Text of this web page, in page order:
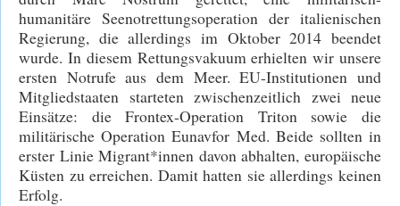
humanitäre Seenotrettungsoperation der italienischen
Regierung, die allerdings im Oktober 2014 beendet
wurde. In diesem Rettungsvakuum erhielten wir unsere
ersten Notrufe aus dem Meer. EU-Institutionen und
Mitgliedstaaten starteten zwischenzeitlich zwei neue
Einsätze: die Frontex-Operation Triton sowie die
militärische Operation Eunavfor Med. Beide sollten in
erster Linie Migrant*innen davon abhalten, europäische
Küsten zu erreichen. Damit hatten sie allerdings keinen
Erfolg.